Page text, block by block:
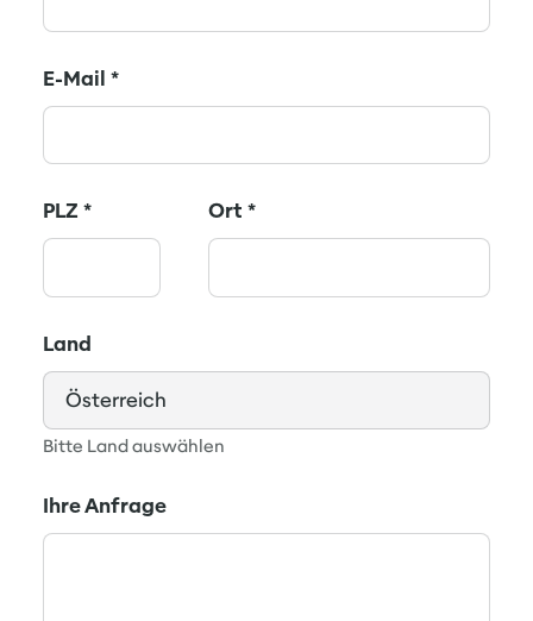
E-Mail *
PLZ * Ort *
Land
Bitte Land auswählen
Ihre Anfrage